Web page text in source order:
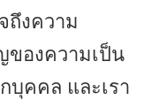
ถึงความ
ของความเป็น
บุคคล และเรา